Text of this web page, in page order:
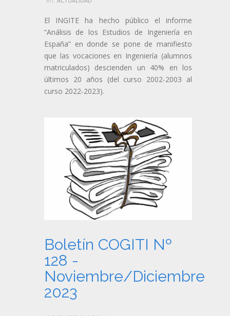
El INGITE ha hecho público el informe
“Análisis de los Estudios de Ingeniería en
España” en donde se pone de manifiesto
que las vocaciones en Ingeniería (alumnos
matriculados) descienden un 40% en los
últimos 20 años (del curso 2002-2003 al
curso 2022-2023).
Boletín COGITI Nº
128 -
Noviembre/Diciembre
2023